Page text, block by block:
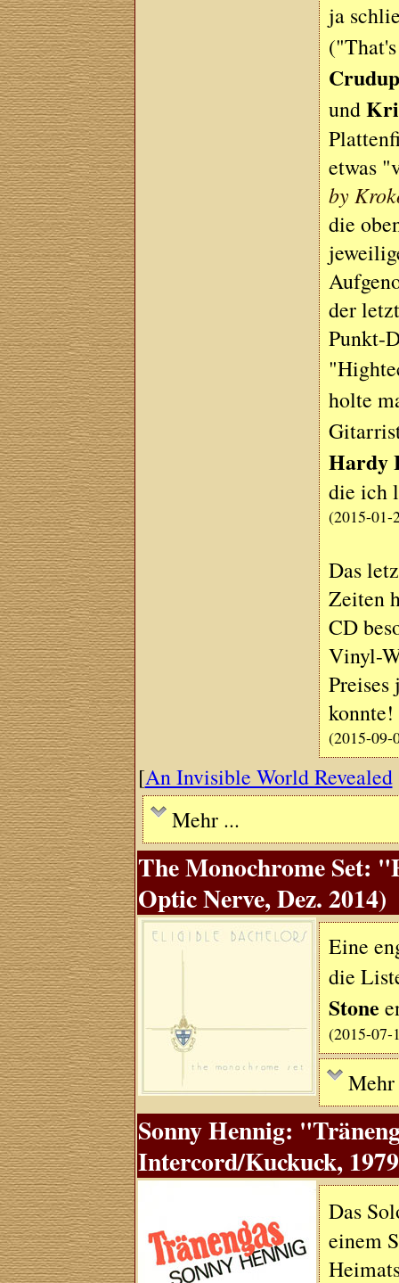
ja
Crudup
und
etwas
by
die
der
Punkt-
holte
Hardy
die ich
(2015-01-
Das
Zeiten
CD
Vinyl-
Preises
konnte!
(2015-09-
[An Invisible World Revealed
Mehr ...
The Monochrome Set:
Optic Nerve, Dez. 2014)
Eine
die
Stone
(2015-07-
Mehr
Sonny Hennig:
Intercord/Kuckuck,
Das
einem